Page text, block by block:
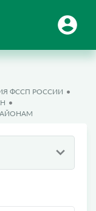
ФССП РОССИИ